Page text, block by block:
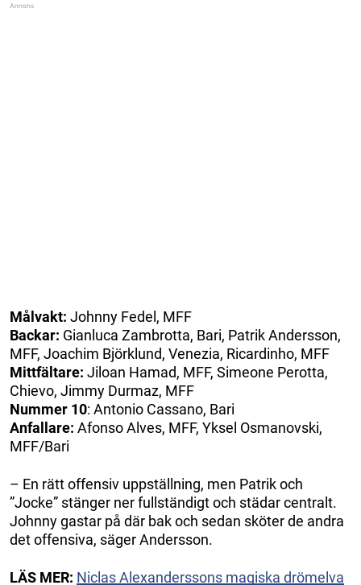
Målvakt: Johnny Fedel, MFF
Backar: Gianluca Zambrotta, Bari, Patrik Andersson,
MFF, Joachim Björklund, Venezia, Ricardinho, MFF
Mittfältare: Jiloan Hamad, MFF, Simeone Perotta,
Chievo, Jimmy Durmaz, MFF
Nummer 10: Antonio Cassano, Bari
Anfallare: Afonso Alves, MFF, Yksel Osmanovski,
MFF/Bari
– En rätt offensiv uppställning, men Patrik och
”Jocke” stänger ner fullständigt och städar centralt.
Johnny gastar på där bak och sedan sköter de andra
det offensiva, säger Andersson.
LÄS MER: Niclas Alexanderssons magiska drömelva